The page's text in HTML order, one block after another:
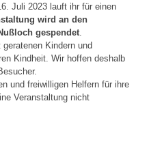
Juli 2023 lauft ihr für einen
wird an den
gespendet
Kindern und
Kindheit. Wir hoffen deshalb
und freiwilligen Helfern für ihre
Veranstaltung nicht